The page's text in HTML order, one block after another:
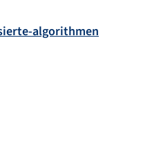
algorithmen